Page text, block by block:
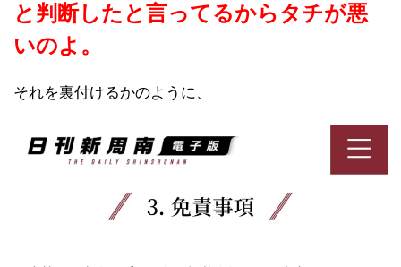
と判断したと言ってるからタチが悪
いのよ。
それを裏付けるかのように、